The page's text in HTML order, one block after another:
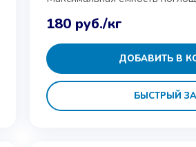
180 руб./кг
ДОБАВИТЬ В
БЫСТРЫЙ